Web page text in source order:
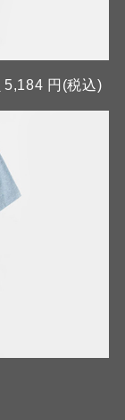
5,184 円(税込)